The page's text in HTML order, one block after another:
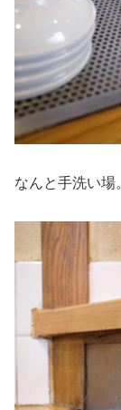
なんと手洗い場